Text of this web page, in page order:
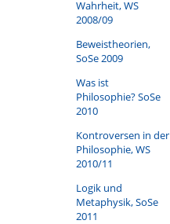
Wahrheit, WS
2008/09
Beweistheorien,
SoSe 2009
Was ist
Philosophie? SoSe
2010
Kontroversen in der
Philosophie, WS
2010/11
Logik und
Metaphysik, SoSe
2011